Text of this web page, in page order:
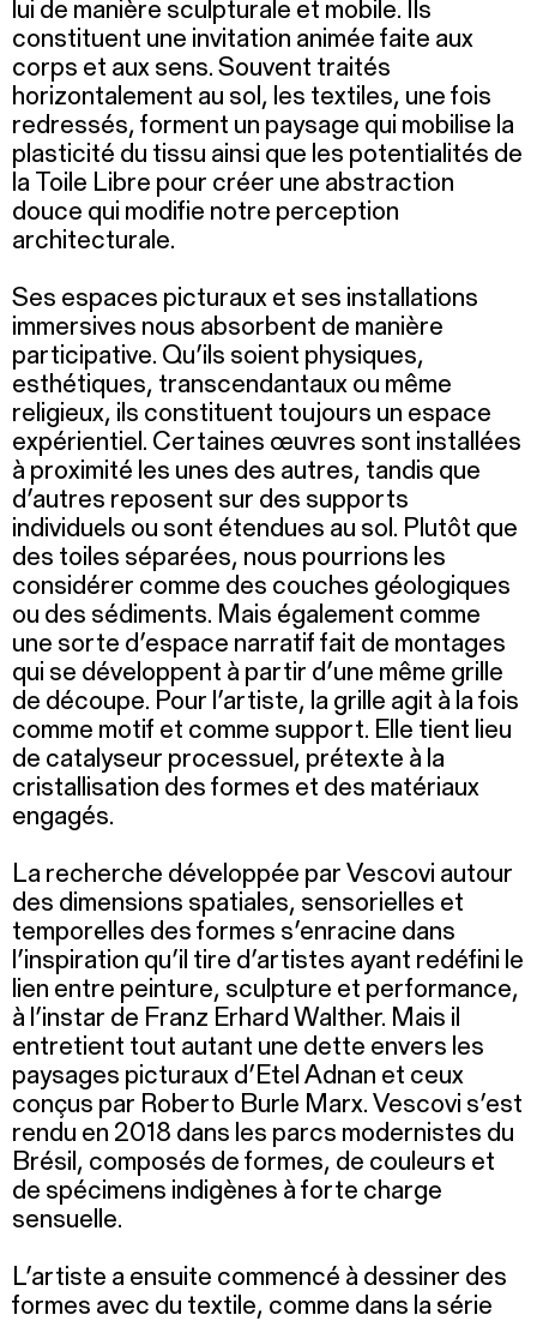
lui de manière sculpturale et mobile. Ils
constituent une invitation animée faite aux
corps et aux sens. Souvent traités
horizontalement au sol, les textiles, une fois
redressés, forment un paysage qui mobilise la
plasticité du tissu ainsi que les potentialités de
la Toile Libre pour créer une abstraction
douce qui modifie notre perception
architecturale.
Ses espaces picturaux et ses installations
immersives nous absorbent de manière
participative. Qu’ils soient physiques,
esthétiques, transcendantaux ou même
religieux, ils constituent toujours un espace
expérientiel. Certaines œuvres sont installées
à proximité les unes des autres, tandis que
d’autres reposent sur des supports
individuels ou sont étendues au sol. Plutôt que
des toiles séparées, nous pourrions les
considérer comme des couches géologiques
ou des sédiments. Mais également comme
une sorte d’espace narratif fait de montages
qui se développent à partir d’une même grille
de découpe. Pour l’artiste, la grille agit à la fois
comme motif et comme support. Elle tient lieu
de catalyseur processuel, prétexte à la
cristallisation des formes et des matériaux
engagés.
La recherche développée par Vescovi autour
des dimensions spatiales, sensorielles et
temporelles des formes s’enracine dans
l’inspiration qu’il tire d’artistes ayant redéfini le
lien entre peinture, sculpture et performance,
à l’instar de Franz Erhard Walther. Mais il
entretient tout autant une dette envers les
paysages picturaux d’Etel Adnan et ceux
conçus par Roberto Burle Marx. Vescovi s’est
rendu en 2018 dans les parcs modernistes du
Brésil, composés de formes, de couleurs et
de spécimens indigènes à forte charge
sensuelle.
L’artiste a ensuite commencé à dessiner des
formes avec du textile, comme dans la série